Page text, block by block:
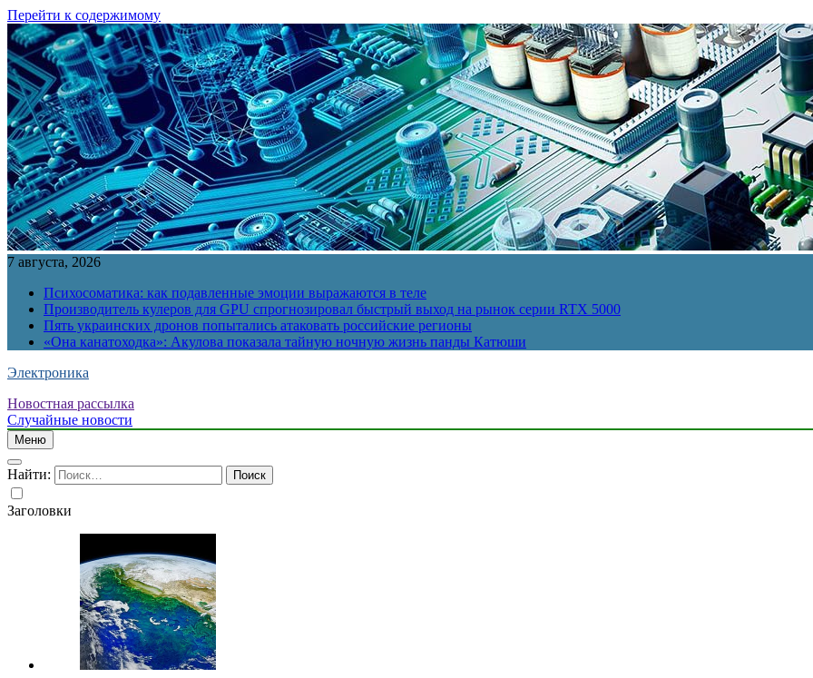
Перейти к содержимому
7 августа, 2026
Психосоматика: как подавленные эмоции выражаются в теле
Производитель кулеров для GPU спрогнозировал быстрый выход на рынок серии RTX 5000
Пять украинских дронов попытались атаковать российские регионы
«Она канатоходка»: Акулова показала тайную ночную жизнь панды Катюши
Электроника
Новостная рассылка
Случайные новости
Меню
Найти:
Заголовки